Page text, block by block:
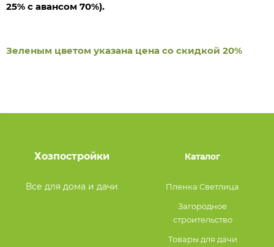
25% с авансом 70%).
Зеленым цветом указана цена со скидкой 20%
Хозпостройки
Все для дома и дачи
Каталог
Пленка Светлица
Загородное
строительство
Товары для дачи